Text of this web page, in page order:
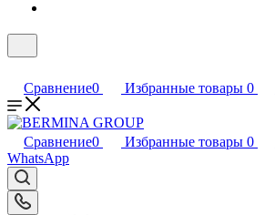
Сравнение0 Избранные товары 0
Сравнение0 Избранные товары 0
WhatsApp